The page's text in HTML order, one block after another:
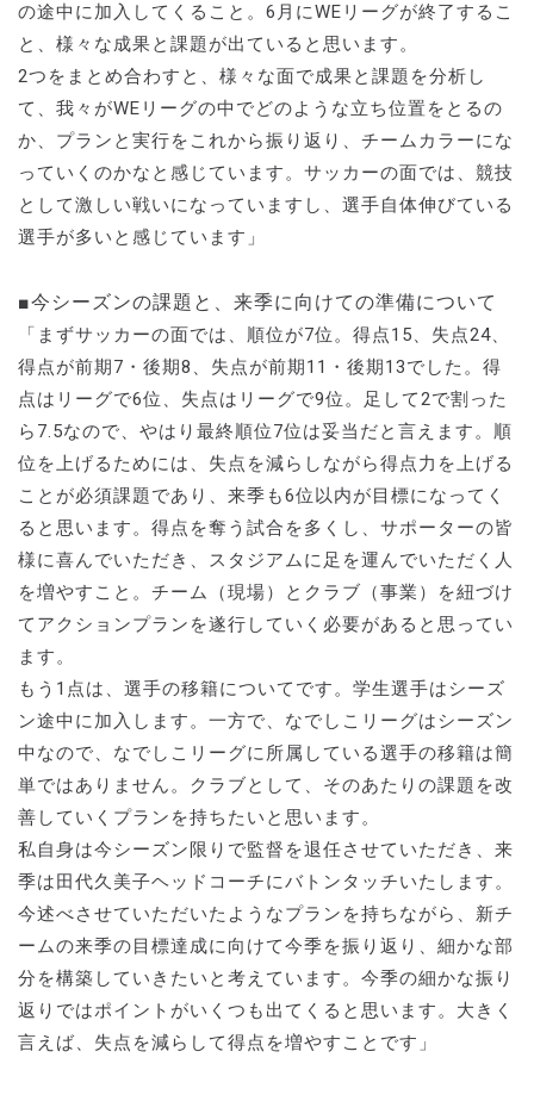
の途中に加入してくること。6月にWEリーグが終了するこ
と、様々な成果と課題が出ていると思います。
2つをまとめ合わすと、様々な面で成果と課題を分析し
て、我々がWEリーグの中でどのような立ち位置をとるの
か、プランと実行をこれから振り返り、チームカラーにな
っていくのかなと感じています。サッカーの面では、競技
として激しい戦いになっていますし、選手自体伸びている
選手が多いと感じています」
■今シーズンの課題と、来季に向けての準備について
「まずサッカーの面では、順位が7位。得点15、失点24、
得点が前期7・後期8、失点が前期11・後期13でした。得
点はリーグで6位、失点はリーグで9位。足して2で割った
ら7.5なので、やはり最終順位7位は妥当だと言えます。順
位を上げるためには、失点を減らしながら得点力を上げる
ことが必須課題であり、来季も6位以内が目標になってく
ると思います。得点を奪う試合を多くし、サポーターの皆
様に喜んでいただき、スタジアムに足を運んでいただく人
を増やすこと。チーム（現場）とクラブ（事業）を紐づけ
てアクションプランを遂行していく必要があると思ってい
ます。
もう1点は、選手の移籍についてです。学生選手はシーズ
ン途中に加入します。一方で、なでしこリーグはシーズン
中なので、なでしこリーグに所属している選手の移籍は簡
単ではありません。クラブとして、そのあたりの課題を改
善していくプランを持ちたいと思います。
私自身は今シーズン限りで監督を退任させていただき、来
季は田代久美子ヘッドコーチにバトンタッチいたします。
今述べさせていただいたようなプランを持ちながら、新チ
ームの来季の目標達成に向けて今季を振り返り、細かな部
分を構築していきたいと考えています。今季の細かな振り
返りではポイントがいくつも出てくると思います。大きく
言えば、失点を減らして得点を増やすことです」